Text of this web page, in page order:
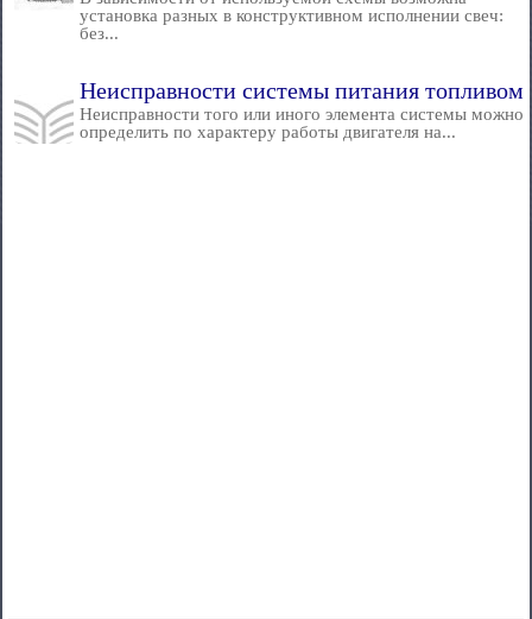
установка разных в конструктивном исполнении свеч:
без...
Неисправности системы питания топливом
Неисправности того или иного элемента системы можно
определить по характеру работы двигателя на...